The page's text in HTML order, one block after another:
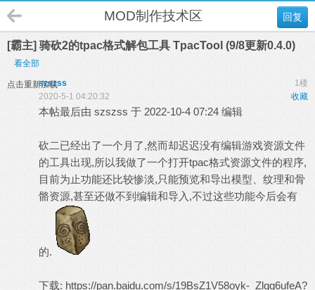
回复
MOD制作技术区
[霸主] 骑砍2的tpac格式解包工具 TpacTool (9/8更新0.4.0)
看全部
点击重新加载 1楼
szszss
收藏
2020-5-1 04:20:32
本帖最后由 szszss 于 2022-10-4 07:24 编辑
砍二已经出了一个月了,然而却迟迟没有编辑游戏资源文件
的工具出现,所以我做了一个打开tpac格式资源文件的程序,
目前为止功能还比较惨淡,只能预览和导出模型、纹理和骨
骼资源,甚至还做不到编辑和导入,不过这些功能今后会有
的.
下载: https://pan.baidu.com/s/19BsZ1V58oyk-_Zlqg6ufeA?